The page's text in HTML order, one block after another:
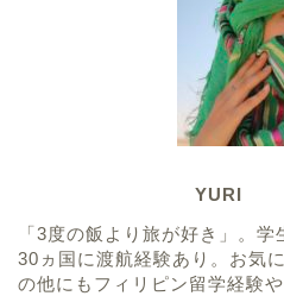
YURI
「3度の飯より旅が好き」。
30ヵ国に渡航経験あり。お気
の他にもフィリピン留学経験